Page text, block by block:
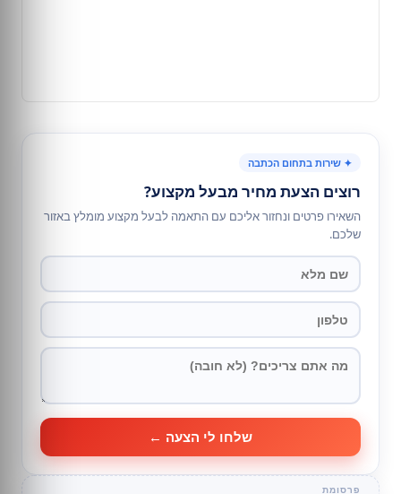
✦ שירות בתחום הכתבה
רוצים הצעת מחיר מבעל מקצוע?
השאירו פרטים ונחזור אליכם עם התאמה לבעל מקצוע מומלץ באזור
שלכם.
שלחו לי הצעה ←